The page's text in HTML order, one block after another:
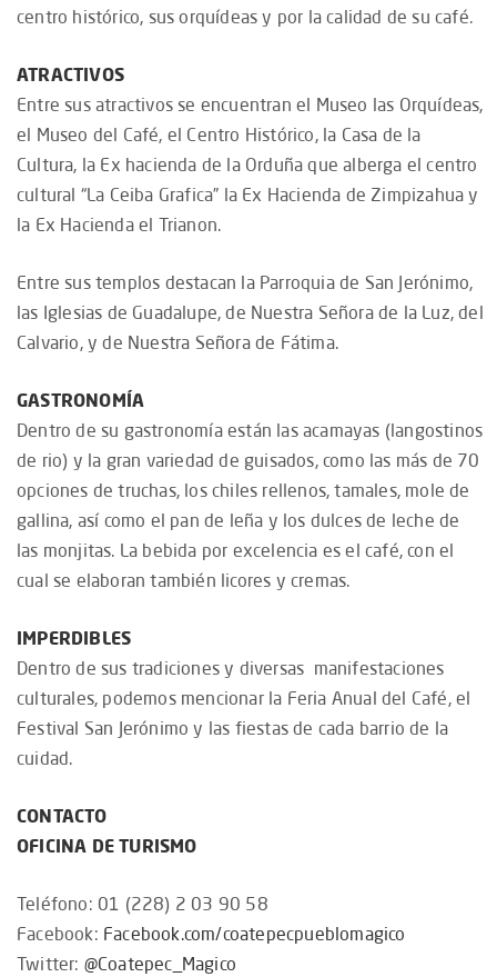
centro histórico, sus orquídeas y por la calidad de su café.
ATRACTIVOS
Entre sus atractivos se encuentran el Museo las Orquídeas,
el Museo del Café, el Centro Histórico, la Casa de la
Cultura, la Ex hacienda de la Orduña que alberga el centro
cultural “La Ceiba Grafica” la Ex Hacienda de Zimpizahua y
la Ex Hacienda el Trianon.
Entre sus templos destacan la Parroquia de San Jerónimo,
las Iglesias de Guadalupe, de Nuestra Señora de la Luz, del
Calvario, y de Nuestra Señora de Fátima.
GASTRONOMÍA
Dentro de su gastronomía están las acamayas (langostinos
de rio) y la gran variedad de guisados, como las más de 70
opciones de truchas, los chiles rellenos, tamales, mole de
gallina, así como el pan de leña y los dulces de leche de
las monjitas. La bebida por excelencia es el café, con el
cual se elaboran también licores y cremas.
IMPERDIBLES
Dentro de sus tradiciones y diversas manifestaciones
culturales, podemos mencionar la Feria Anual del Café, el
Festival San Jerónimo y las fiestas de cada barrio de la
cuidad.
CONTACTO
OFICINA DE TURISMO
Teléfono: 01 (228) 2 03 90 58
Facebook: Facebook.com/coatepecpueblomagico
Twitter: @Coatepec_Magico